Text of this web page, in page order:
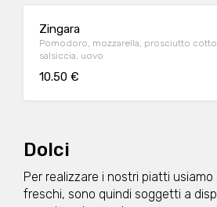
Zingara
Pomodoro, mozzarella, prosciutto
salsiccia, uovo
10.50 €
Dolci
Per realizzare i nostri piatti
freschi, sono quindi soggetti a